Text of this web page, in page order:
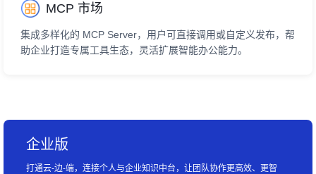
MCP 市场
集成多样化的 MCP Server，用户可直接调用或自定义发布，帮
助企业打造专属工具生态，灵活扩展智能办公能力。
企业版
打通云-边-端，连接个人与企业知识中台，让团队协作更高效、更智